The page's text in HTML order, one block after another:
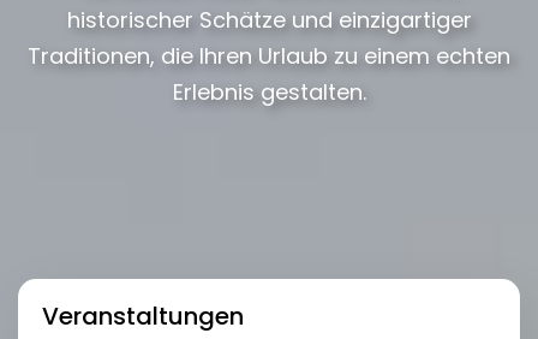
historischer Schätze und einzigartiger
Traditionen, die Ihren Urlaub zu einem echten
Erlebnis gestalten.
Veranstaltungen